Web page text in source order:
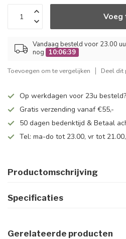
Voeg
Vandaag besteld voor 23.00
nog
10:06:39
Toevoegen om te vergelijken Deel dit
Op werkdagen voor 23u
Gratis verzending vanaf €55,-
50 dagen bedenktijd & Betaal
Tel: ma-do tot 23.00, vr tot
Productomschrijving
Specificaties
Gerelateerde producten